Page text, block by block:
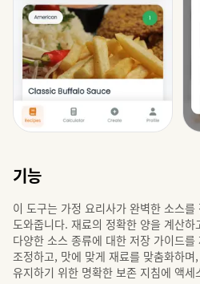
기능
이 도구는 가정 요리사가 완벽한 소스
도와줍니다. 재료의 정확한 양을 계산
다양한 소스 종류에 대한 저장 가이드
조정하고, 맛에 맞게 재료를 맞춤화하
유지하기 위한 명확한 보존 지침에 액세